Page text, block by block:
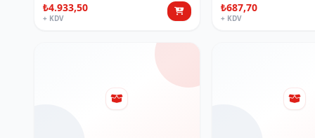
₺4.933,50
+ KDV
₺687,70
+ KDV